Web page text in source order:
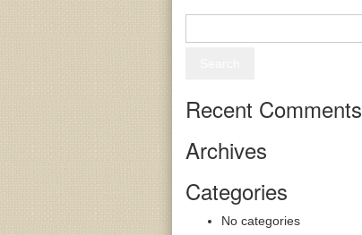
Recent Comments
Archives
Categories
No categories